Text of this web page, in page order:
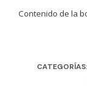
Contenido de la
CATEGORÍAS: